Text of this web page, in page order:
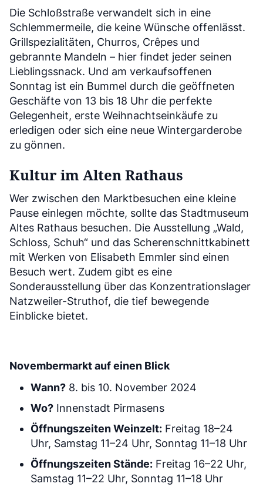
Die Schloßstraße verwandelt sich in eine
Schlemmermeile, die keine Wünsche offenlässt.
Grillspezialitäten, Churros, Crêpes und
gebrannte Mandeln – hier findet jeder seinen
Lieblingssnack. Und am verkaufsoffenen
Sonntag ist ein Bummel durch die geöffneten
Geschäfte von 13 bis 18 Uhr die perfekte
Gelegenheit, erste Weihnachtseinkäufe zu
erledigen oder sich eine neue Wintergarderobe
zu gönnen.
Kultur im Alten Rathaus
Wer zwischen den Marktbesuchen eine kleine
Pause einlegen möchte, sollte das Stadtmuseum
Altes Rathaus besuchen. Die Ausstellung „Wald,
Schloss, Schuh“ und das Scherenschnittkabinett
mit Werken von Elisabeth Emmler sind einen
Besuch wert. Zudem gibt es eine
Sonderausstellung über das Konzentrationslager
Natzweiler-Struthof, die tief bewegende
Einblicke bietet.
Novembermarkt auf einen Blick
Wann? 8. bis 10. November 2024
Wo? Innenstadt Pirmasens
Öffnungszeiten Weinzelt: Freitag 18–24
Uhr, Samstag 11–24 Uhr, Sonntag 11–18 Uhr
Öffnungszeiten Stände: Freitag 16–22 Uhr,
Samstag 11–22 Uhr, Sonntag 11–18 Uhr